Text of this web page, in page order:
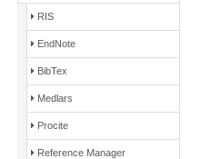
RIS
EndNote
BibTex
Medlars
Procite
Reference Manager